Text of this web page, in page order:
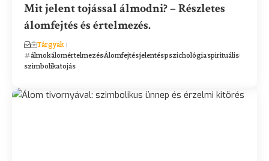
Mit jelent tojással álmodni? – Részletes
álomfejtés és értelmezés.
Tárgyak
álmokálomértelmezésÁlomfejtésjelentéspszichológiaspirituális
szimbolikatojás